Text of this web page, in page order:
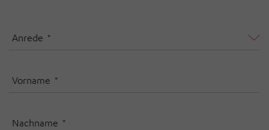
Anrede
Vorname
Nachname